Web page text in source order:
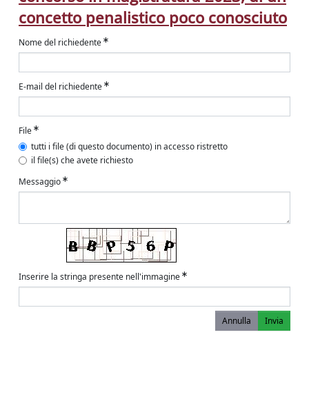
concetto penalistico poco conosciuto
Nome del richiedente
E-mail del richiedente
File
tutti i file (di questo documento) in accesso ristretto
il file(s) che avete richiesto
Messaggio
Inserire la stringa presente nell'immagine
Annulla Invia